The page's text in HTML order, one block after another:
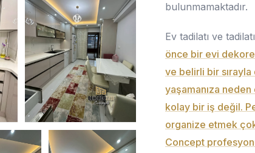
bulunmamaktadır.
Ev tadilatı ve
önce bir evi
ve belirli bir sırayla
yaşamanıza
kolay bir iş değil.
organize etmek
Concept